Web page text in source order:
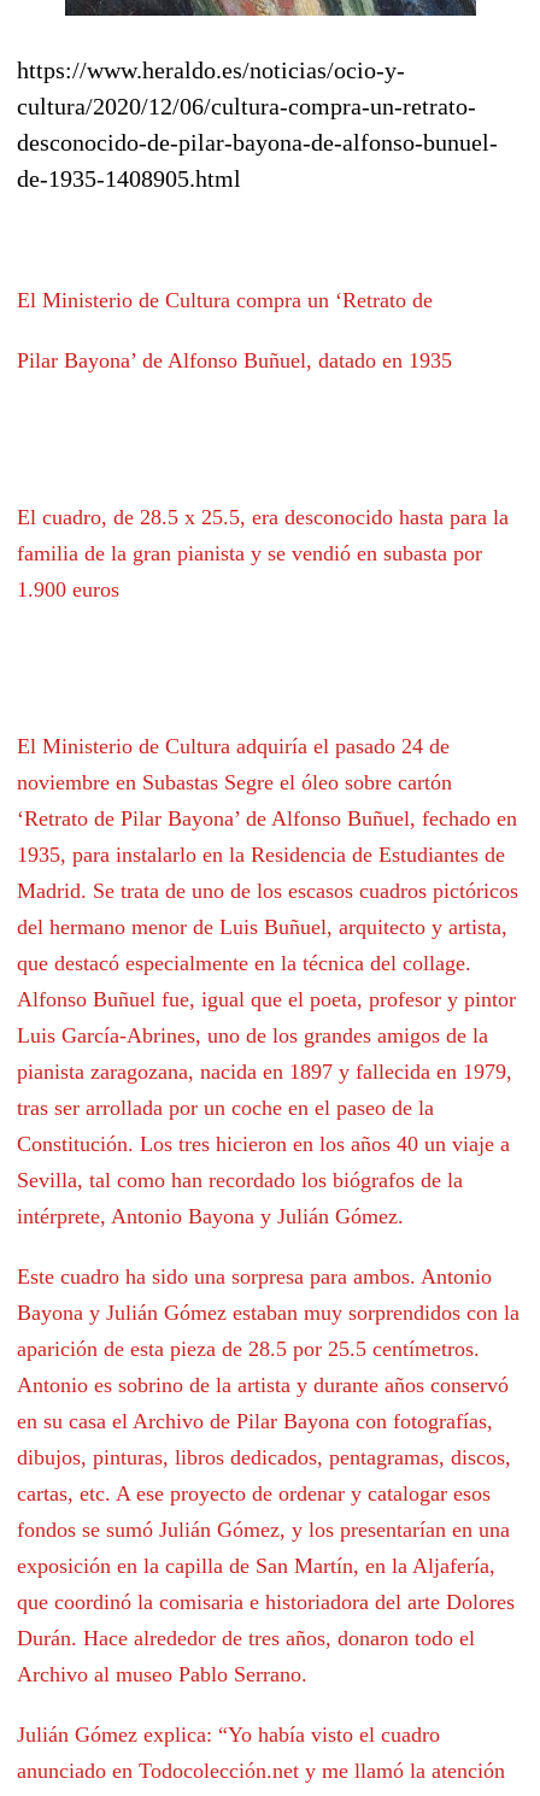
https://www.heraldo.es/noticias/ocio-y-
cultura/2020/12/06/cultura-compra-un-retrato-
desconocido-de-pilar-bayona-de-alfonso-bunuel-
de-1935-1408905.html
El Ministerio de Cultura compra un ‘Retrato de
Pilar Bayona’ de Alfonso Buñuel, datado en 1935
El cuadro, de 28.5 x 25.5, era desconocido hasta para la
familia de la gran pianista y se vendió en subasta por
1.900 euros
El Ministerio de Cultura adquiría el pasado 24 de
noviembre en Subastas Segre el óleo sobre cartón
‘Retrato de Pilar Bayona’ de Alfonso Buñuel, fechado en
1935, para instalarlo en la Residencia de Estudiantes de
Madrid. Se trata de uno de los escasos cuadros pictóricos
del hermano menor de Luis Buñuel, arquitecto y artista,
que destacó especialmente en la técnica del collage.
Alfonso Buñuel fue, igual que el poeta, profesor y pintor
Luis García-Abrines, uno de los grandes amigos de la
pianista zaragozana, nacida en 1897 y fallecida en 1979,
tras ser arrollada por un coche en el paseo de la
Constitución. Los tres hicieron en los años 40 un viaje a
Sevilla, tal como han recordado los biógrafos de la
intérprete, Antonio Bayona y Julián Gómez.
Este cuadro ha sido una sorpresa para ambos. Antonio
Bayona y Julián Gómez estaban muy sorprendidos con la
aparición de esta pieza de 28.5 por 25.5 centímetros.
Antonio es sobrino de la artista y durante años conservó
en su casa el Archivo de Pilar Bayona con fotografías,
dibujos, pinturas, libros dedicados, pentagramas, discos,
cartas, etc. A ese proyecto de ordenar y catalogar esos
fondos se sumó Julián Gómez, y los presentarían en una
exposición en la capilla de San Martín, en la Aljafería,
que coordinó la comisaria e historiadora del arte Dolores
Durán. Hace alrededor de tres años, donaron todo el
Archivo al museo Pablo Serrano.
Julián Gómez explica: “Yo había visto el cuadro
anunciado en Todocolección.net y me llamó la atención